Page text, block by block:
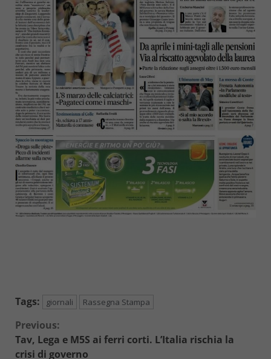
Tags: giornali Rassegna Stampa
Continue
Reading
Previous:
Tav, Lega e M5S ai ferri corti. L’Italia rischia la
crisi di governo